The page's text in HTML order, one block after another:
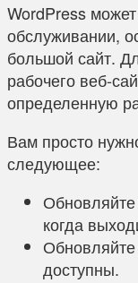
WordPress
обслуживании,
большой сайт.
рабочего веб-
определенную
Вам просто
следующее:
когда
доступны.